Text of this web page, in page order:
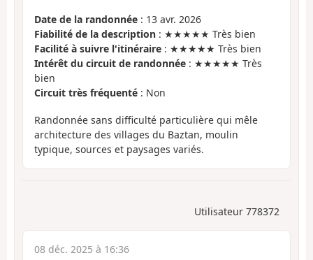
Date de la randonnée : 13 avr. 2026
Fiabilité de la description : ★★★★★ Très bien
Facilité à suivre l'itinéraire : ★★★★★ Très bien
Intérêt du circuit de randonnée : ★★★★★ Très
bien
Circuit très fréquenté : Non
Randonnée sans difficulté particulière qui mêle
architecture des villages du Baztan, moulin
typique, sources et paysages variés.
Utilisateur 778372
08 déc. 2025 à 16:36